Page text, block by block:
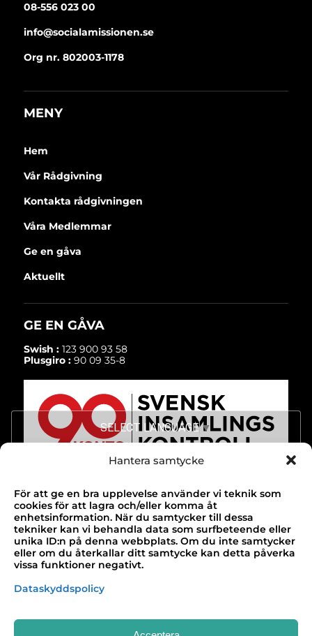
Hantera samtycke
För att ge en bra upplevelse använder vi teknik som
cookies för att lagra och/eller komma åt
enhetsinformation. När du samtycker till dessa
tekniker kan vi behandla data som surfbeteende eller
unika ID:n på denna webbplats. Om du inte samtycker
eller om du återkallar ditt samtycke kan detta påverka
vissa funktioner negativt.
Dataskyddspolicy
08-556 023 00
info@socialamissionen.se
Org nr. 802003-1178
MENY
Hem
Vår Rådgivning
Kontakta rådgivningen
Våra Medlemmar
Ge en gåva
Aktuellt
GE EN GÅVA
Swish :123 900 93 58
Plusgiro :90 09 35-8
TACK!
Till alla våra bidragsgivare som gör vårt
arbete möjligt!
SELECT LANGUAGE▼
Design & webbutveckling av